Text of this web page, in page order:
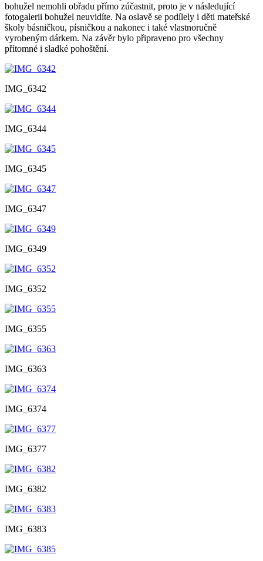
bohužel nemohli obřadu přímo zúčastnit, proto je v následující
fotogalerii bohužel neuvidíte. Na oslavě se podílely i děti mateřské
školy básničkou, písničkou a nakonec i také vlastnoručně
vyrobeným dárkem. Na závěr bylo připraveno pro všechny
přítomné i sladké pohoštění.
IMG_6342
IMG_6344
IMG_6345
IMG_6347
IMG_6349
IMG_6352
IMG_6355
IMG_6363
IMG_6374
IMG_6377
IMG_6382
IMG_6383